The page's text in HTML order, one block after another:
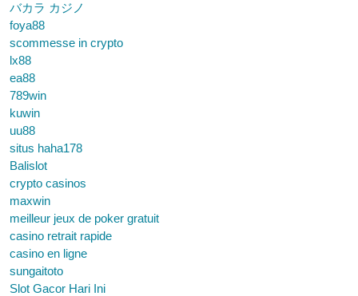
バカラ カジノ
foya88
scommesse in crypto
lx88
ea88
789win
kuwin
uu88
situs haha178
Balislot
crypto casinos
maxwin
meilleur jeux de poker gratuit
casino retrait rapide
casino en ligne
sungaitoto
Slot Gacor Hari Ini